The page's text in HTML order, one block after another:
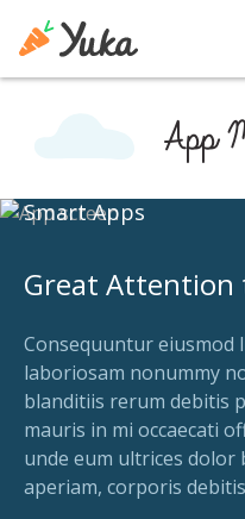
App
Smart Apps
Great Attention
Consequuntur
laboriosam nonummy
blanditiis rerum debitis
mauris in mi occaecati
unde eum ultrices dolor
aperiam, corporis